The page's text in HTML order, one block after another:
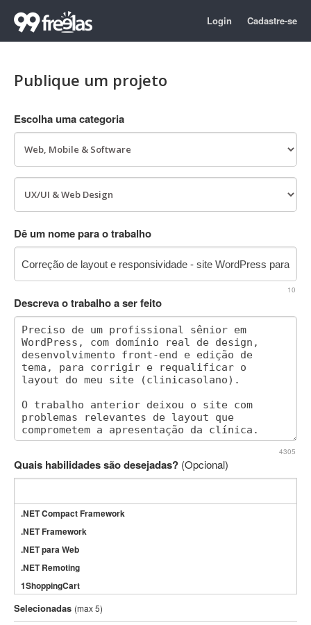
Login Cadastre-se
Publique um projeto
Escolha uma categoria
Dê um nome para o trabalho
10
Descreva o trabalho a ser feito
4305
Quais habilidades são desejadas? (Opcional)
.NET Compact Framework
.NET Framework
.NET para Web
.NET Remoting
1ShoppingCart
3DS Max
3GSM
Selecionadas (max 5)